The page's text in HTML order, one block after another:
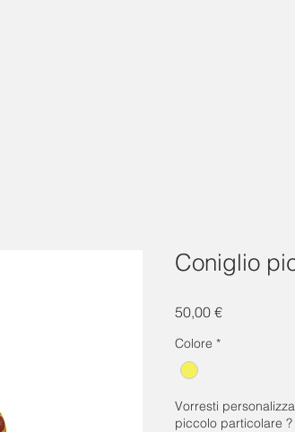
Coniglio
50,00 €Prezzo
Colore *
Vorresti
piccolo particolare